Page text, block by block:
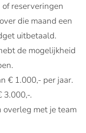
of reserveringen
die maand een
uitbetaald.
de mogelijkheid
€ 1.000,- per jaar.
3.000,-.
met je team